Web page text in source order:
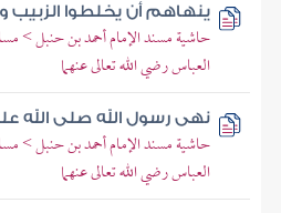
ينهاهم أن يخلطوا الزبيب
حاشية مسند الإمام أحمد بن حنبل >
العباس رضي الله تعالى عنهما
نهى رسول الله صلى الله
حاشية مسند الإمام أحمد بن حنبل >
العباس رضي الله تعالى عنهما